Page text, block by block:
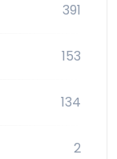
391
153
134
2